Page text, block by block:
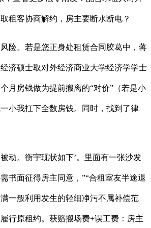
租客协商解约，房主要断水断电？
。若是您正身处租赁合同胶葛中，蒋
济硕士取对外经济商业大学经济学学士
月房钱做为提前搬离的“对价”（若是小
小我扛下全数房钱。同时，找到了律
。衡宇现状如下’。里面有一张沙发
书面征得房主同意，”“合租室友半途退
一般利用发生的轻细净污不属补偿范
行原租约。获赔搬场费+误工费：房主